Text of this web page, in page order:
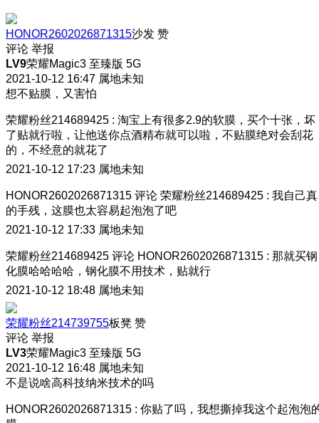
HONOR2602026871315沙发 赞
评论 举报
LV9荣耀Magic3 至臻版 5G
2021-10-12 16:47 属地未知
想不贴膜，又害怕
荣耀粉丝214689425 : 淘宝上有很多2.9的软膜，买个十张，坏
了贴就行啦，让他送你点酒精布就可以啦，不贴膜绝对会刮花
的，不经意的就花了
2021-10-12 17:23 属地未知
HONOR2602026871315 评论 荣耀粉丝214689425 : 我自己真
的手残，这膜也太容易起泡泡了吧
2021-10-12 17:33 属地未知
荣耀粉丝214689425 评论 HONOR2602026871315 : 那就买钢
化膜哈哈哈哈，钢化膜不用技术，贴就行
2021-10-12 18:48 属地未知
荣耀粉丝214739755板凳 赞
评论 举报
LV3荣耀Magic3 至臻版 5G
2021-10-12 16:48 属地未知
不是说啥高科技纳米技术的吗
HONOR2602026871315 : 你贴了吗，我想撕掉我这个起泡泡